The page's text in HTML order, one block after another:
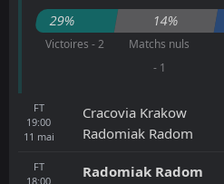
29% 14%
Victoires - 2
Matchs nuls
- 1
FT
19:00
11 mai
Cracovia Krakow
Radomiak Radom
FT
18:00
Radomiak Radom